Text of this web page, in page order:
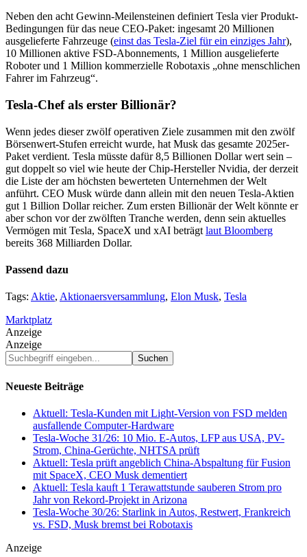
Neben den acht Gewinn-Meilensteinen definiert Tesla vier Produkt-
Bedingungen für das neue CEO-Paket: ingesamt 20 Millionen
ausgelieferte Fahrzeuge (einst das Tesla-Ziel für ein einziges Jahr),
10 Millionen aktive FSD-Abonnements, 1 Million ausgelieferte
Roboter und 1 Million kommerzielle Robotaxis „ohne menschlichen
Fahrer im Fahrzeug“.
Tesla-Chef als erster Billionär?
Wenn jedes dieser zwölf operativen Ziele zusammen mit den zwölf
Börsenwert-Stufen erreicht wurde, hat Musk das gesamte 2025er-
Paket verdient. Tesla müsste dafür 8,5 Billionen Dollar wert sein –
gut doppelt so viel wie heute der Chip-Hersteller Nvidia, der derzeit
die Liste der am höchsten bewerteten Unternehmen der Welt
anführt. CEO Musk würde dann allein mit den neuen Tesla-Aktien
gut 1 Billion Dollar reicher. Zum ersten Billionär der Welt könnte er
aber schon vor der zwölften Tranche werden, denn sein aktuelles
Vermögen mit Tesla, SpaceX und xAI beträgt laut Bloomberg
bereits 368 Milliarden Dollar.
Passend dazu
Tags: Aktie, Aktionaersversammlung, Elon Musk, Tesla
Marktplatz
Anzeige
Anzeige
Suchbegriff
eingeben...
Neueste Beiträge
Aktuell: Tesla-Kunden mit Light-Version von FSD melden
ausfallende Computer-Hardware
Tesla-Woche 31/26: 10 Mio. E-Autos, LFP aus USA, PV-
Strom, China-Gerüchte, NHTSA prüft
Aktuell: Tesla prüft angeblich China-Abspaltung für Fusion
mit SpaceX, CEO Musk dementiert
Aktuell: Tesla kauft 1 Terawattstunde sauberen Strom pro
Jahr von Rekord-Projekt in Arizona
Tesla-Woche 30/26: Starlink in Autos, Restwert, Frankreich
vs. FSD, Musk bremst bei Robotaxis
Anzeige